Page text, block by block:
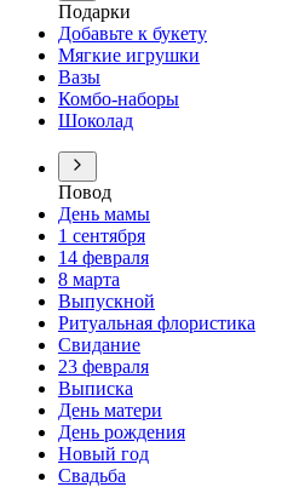
Подарки
Добавьте к букету
Мягкие игрушки
Вазы
Комбо-наборы
Шоколад
Повод
День мамы
1 сентября
14 февраля
8 марта
Выпускной
Ритуальная флористика
Свидание
23 февраля
Выписка
День матери
День рождения
Новый год
Свадьба